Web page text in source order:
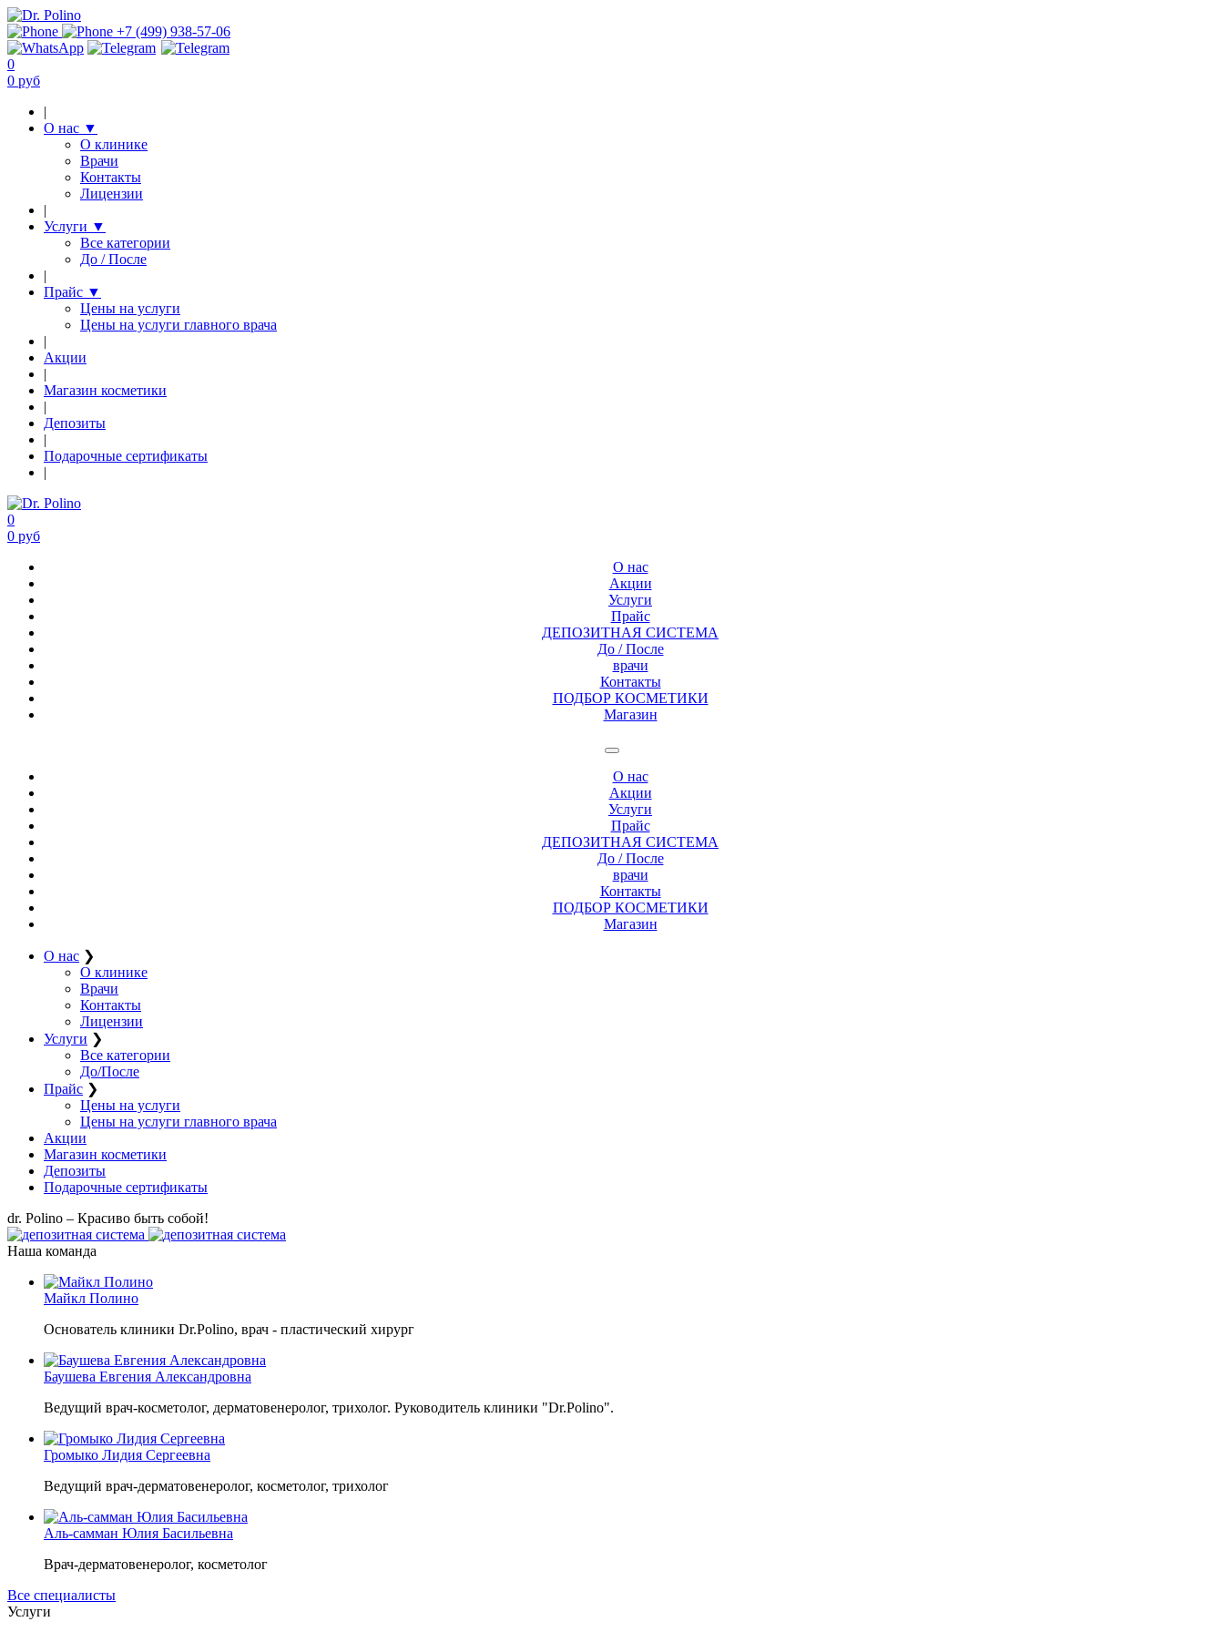
+7 (499) 938-57-06
0
0 руб
|
О нас ▼
О клинике
Врачи
Контакты
Лицензии
|
Услуги ▼
Все категории
До / После
|
Прайс ▼
Цены на услуги
Цены на услуги главного врача
|
Акции
|
Магазин косметики
|
Депозиты
|
Подарочные сертификаты
|
0
0 руб
О нас
Акции
Услуги
Прайс
ДЕПОЗИТНАЯ СИСТЕМА
До / После
врачи
Контакты
ПОДБОР КОСМЕТИКИ
Магазин
О нас
Акции
Услуги
Прайс
ДЕПОЗИТНАЯ СИСТЕМА
До / После
врачи
Контакты
ПОДБОР КОСМЕТИКИ
Магазин
О нас ❯
О клинике
Врачи
Контакты
Лицензии
Услуги ❯
Все категории
До/После
Прайс ❯
Цены на услуги
Цены на услуги главного врача
Акции
Магазин косметики
Депозиты
Подарочные сертификаты
dr. Polino – Красиво быть собой!
Наша команда
Майкл Полино
Основатель клиники Dr.Polino, врач - пластический хирург
Баушева Евгения Александровна
Ведущий врач-косметолог, дерматовенеролог, трихолог. Руководитель клиники "Dr.Polino".
Громыко Лидия Сергеевна
Ведущий врач-дерматовенеролог, косметолог, трихолог
Аль-самман Юлия Басильевна
Врач-дерматовенеролог, косметолог
Все специалисты
Услуги